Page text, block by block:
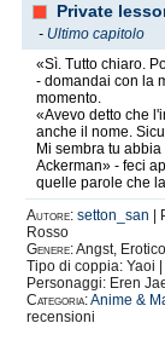
Private
- Ultimo capitolo
«Sì. Tutto chiaro.
- domandai con la
momento.
«Avevo detto che
anche il nome.
Mi sembra tu
Ackerman» - feci
quelle parole che
Autore: setton_san
Rosso
Genere:Angst,
Tipo di coppia: Yaoi |
Personaggi: Eren
Categoria:Anime &
recensioni